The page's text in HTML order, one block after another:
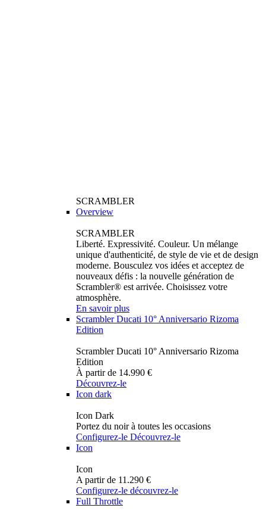
SCRAMBLER
Overview
SCRAMBLER
Liberté. Expressivité. Couleur. Un mélange
unique d'authenticité, de style de vie et de design
moderne. Bousculez vos idées et acceptez de
nouveaux défis : la nouvelle génération de
Scrambler® est arrivée. Choisissez votre
atmosphère.
En savoir plus
Scrambler Ducati 10° Anniversario Rizoma
Edition
Scrambler Ducati 10° Anniversario Rizoma
Edition
À partir de 14.990 €
Découvrez-le
Icon dark
Icon Dark
Portez du noir à toutes les occasions
Configurez-le Découvrez-le
Icon
Icon
A partir de 11.290 €
Configurez-le découvrez-le
Full Throttle